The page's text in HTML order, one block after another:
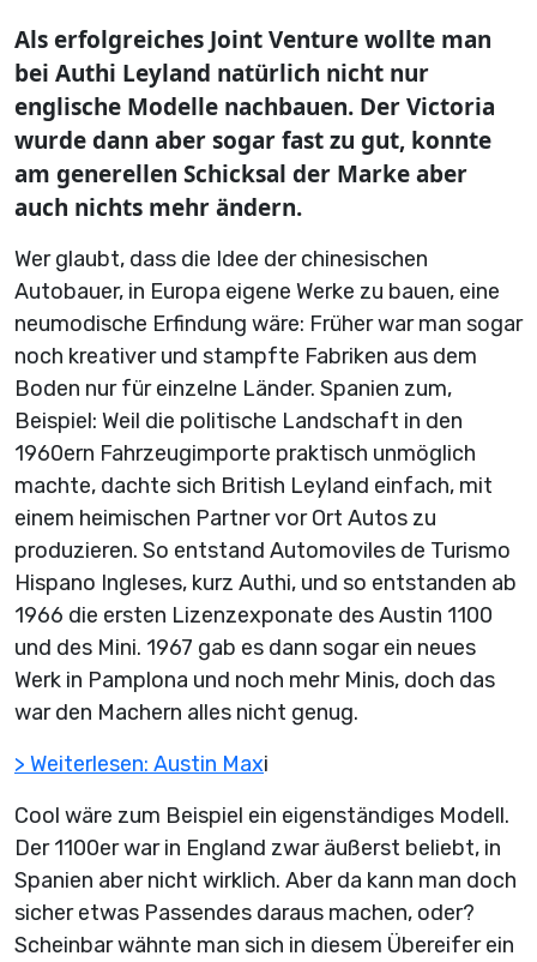
Als erfolgreiches Joint Venture wollte man
bei Authi Leyland natürlich nicht nur
englische Modelle nachbauen. Der Victoria
wurde dann aber sogar fast zu gut, konnte
am generellen Schicksal der Marke aber
auch nichts mehr ändern.
Wer glaubt, dass die Idee der chinesischen
Autobauer, in Europa eigene Werke zu bauen, eine
neumodische Erfindung wäre: Früher war man sogar
noch kreativer und stampfte Fabriken aus dem
Boden nur für einzelne Länder. Spanien zum,
Beispiel: Weil die politische Landschaft in den
1960ern Fahrzeugimporte praktisch unmöglich
machte, dachte sich British Leyland einfach, mit
einem heimischen Partner vor Ort Autos zu
produzieren. So entstand Automoviles de Turismo
Hispano Ingleses, kurz Authi, und so entstanden ab
1966 die ersten Lizenzexponate des Austin 1100
und des Mini. 1967 gab es dann sogar ein neues
Werk in Pamplona und noch mehr Minis, doch das
war den Machern alles nicht genug.
> Weiterlesen: Austin Maxi
Cool wäre zum Beispiel ein eigenständiges Modell.
Der 1100er war in England zwar äußerst beliebt, in
Spanien aber nicht wirklich. Aber da kann man doch
sicher etwas Passendes daraus machen, oder?
Scheinbar wähnte man sich in diesem Übereifer ein